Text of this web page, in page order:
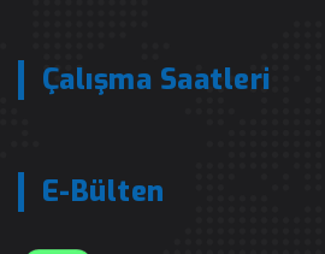
Çalışma Saatleri
E-Bülten